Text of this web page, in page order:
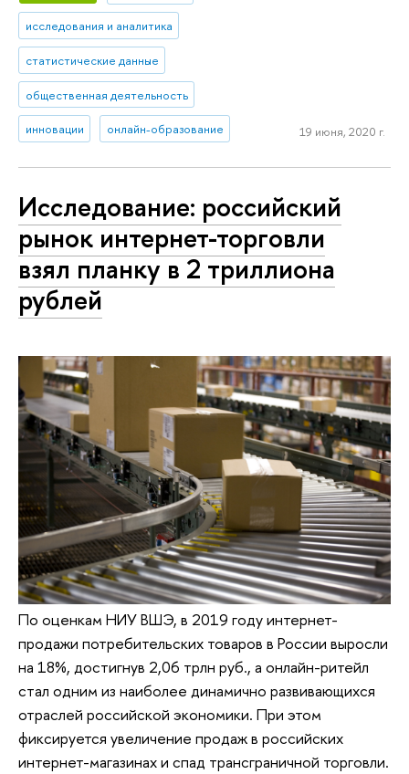
исследования и аналитика
статистические данные
общественная деятельность
инновации онлайн-образование 19 июня, 2020 г.
Исследование: российский
рынок интернет-торговли
взял планку в 2 триллиона
рублей
По оценкам НИУ ВШЭ, в 2019 году интернет-
продажи потребительских товаров в России выросли
на 18%, достигнув 2,06 трлн руб., а онлайн-ритейл
стал одним из наиболее динамично развивающихся
отраслей российской экономики. При этом
фиксируется увеличение продаж в российских
интернет-магазинах и спад трансграничной торговли.